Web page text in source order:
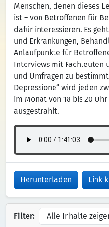
Menschen, denen dieses
ist – von Betroffenen für
dafür interessieren. Es
und Erkrankungen,
Anlaufpunkte für
Interviews mit Fachleuten
und Umfragen zu
Depressione“ wird jeden
im Monat von 18 bis 20
ausgestrahlt.
Herunterladen Link
Filter: